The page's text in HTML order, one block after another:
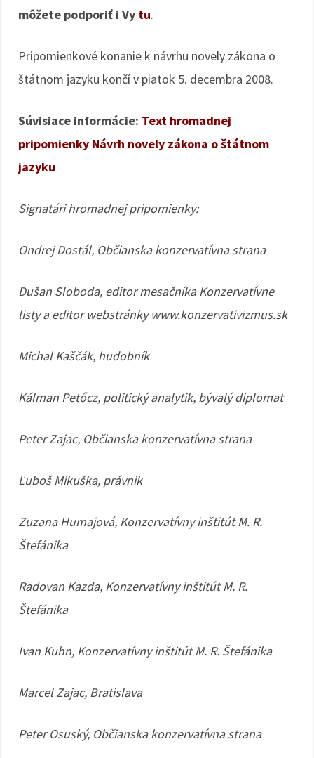
môžete podporiť i Vy tu.
Pripomienkové konanie k návrhu novely zákona o
štátnom jazyku končí v piatok 5. decembra 2008.
Súvisiace informácie: Text hromadnej
pripomienky Návrh novely zákona o štátnom
jazyku
Signatári hromadnej pripomienky:
Ondrej Dostál, Občianska konzervatívna strana
Dušan Sloboda, editor mesačníka Konzervatívne
listy a editor webstránky www.konzervativizmus.sk
Michal Kaščák, hudobník
Kálman Petőcz, politický analytik, bývalý diplomat
Peter Zajac, Občianska konzervatívna strana
Ľuboš Mikuška, právnik
Zuzana Humajová, Konzervatívny inštitút M. R.
Štefánika
Radovan Kazda, Konzervatívny inštitút M. R.
Štefánika
Ivan Kuhn, Konzervatívny inštitút M. R. Štefánika
Marcel Zajac, Bratislava
Peter Osuský, Občianska konzervatívna strana